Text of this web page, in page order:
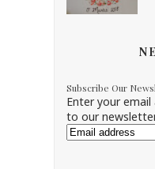
Subscribe Our
Enter your
to our